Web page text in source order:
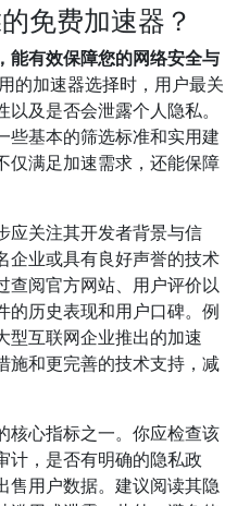
免费加速器？
能有效保障您的网络安全与
的加速器选择时，用户最关
及是否会泄露个人隐私。
些基本的筛选标准和实用建
仅满足加速需求，还能保障
应关注其开发者背景与信
企业或具有良好声誉的技术
查阅官方网站、用户评价以
的历史表现和用户口碑。例
型互联网企业推出的加速
施和更完善的技术支持，减
核心指标之一。你应检查该
计，是否有明确的隐私政
售用户数据。建议阅读其隐